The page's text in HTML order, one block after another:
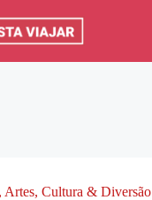
, Artes, Cultura & Diversão